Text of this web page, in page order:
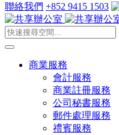
聯絡我們 +852 9415 1503
商業服務
會計服務
商業註冊服務
公司秘書服務
郵件處理服務
禮賓服務